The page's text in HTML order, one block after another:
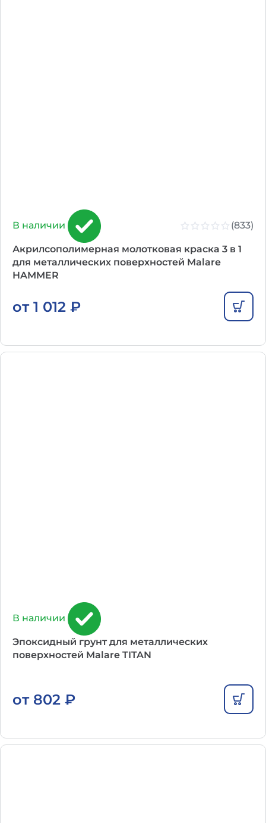
В наличии (833)
Акрилсополимерная молотковая краска 3 в 1
для металлических поверхностей Malare
HAMMER
от 1 012 ₽
В наличии
Эпоксидный грунт для металлических
поверхностей Malare TITAN
от 802 ₽